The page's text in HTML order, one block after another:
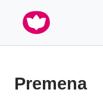
Premena